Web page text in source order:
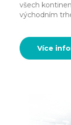
všech
východním
Více